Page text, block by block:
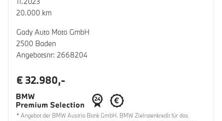
20.000 km
Gady Auto Moto GmbH
2500 Baden
Angebotsnr: 2668204
€ 32.980,-
* Angebot der BMW Austria Bank GmbH. BMW Zielratenkredit für das